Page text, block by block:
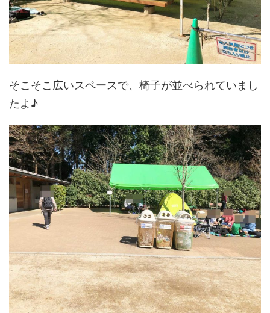
そこそこ広いスペースで、椅子が並べられていまし
たよ♪